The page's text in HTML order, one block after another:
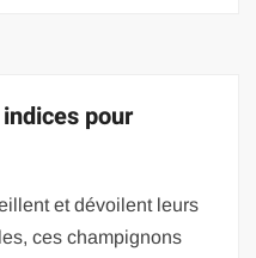
pour
et dévoilent leurs
ces champignons